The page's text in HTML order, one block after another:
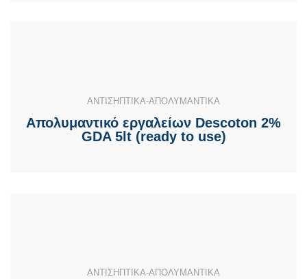
ΑΝΤΙΣΗΠΤΙΚΑ-ΑΠΟΛΥΜΑΝΤΙΚΑ
Απολυμαντικό εργαλείων Descoton 2%
GDA 5lt (ready to use)
ΑΝΤΙΣΗΠΤΙΚΑ-ΑΠΟΛΥΜΑΝΤΙΚΑ